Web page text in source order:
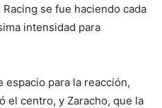
se fue haciendo cada
intensidad para
espacio para la reacción,
el centro, y Zaracho, que la